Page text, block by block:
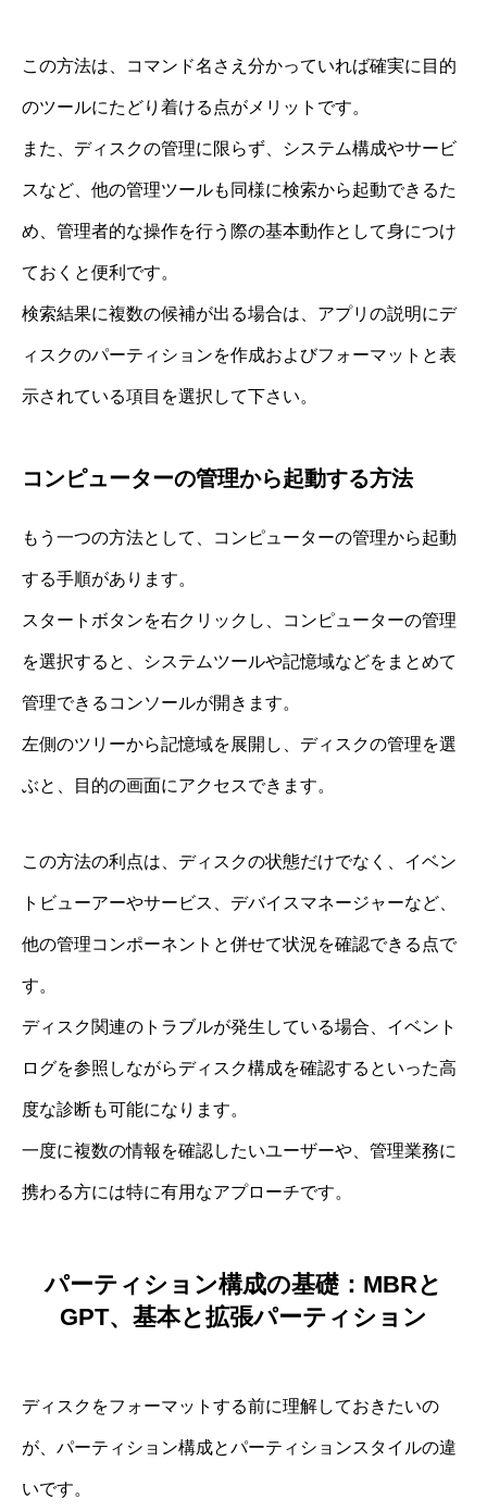
この方法は、コマンド名さえ分かっていれば確実に目的
のツールにたどり着ける点がメリットです。
また、ディスクの管理に限らず、システム構成やサービ
スなど、他の管理ツールも同様に検索から起動できるた
め、管理者的な操作を行う際の基本動作として身につけ
ておくと便利です。
検索結果に複数の候補が出る場合は、アプリの説明にデ
ィスクのパーティションを作成およびフォーマットと表
示されている項目を選択して下さい。
コンピューターの管理から起動する方法
もう一つの方法として、コンピューターの管理から起動
する手順があります。
スタートボタンを右クリックし、コンピューターの管理
を選択すると、システムツールや記憶域などをまとめて
管理できるコンソールが開きます。
左側のツリーから記憶域を展開し、ディスクの管理を選
ぶと、目的の画面にアクセスできます。
この方法の利点は、ディスクの状態だけでなく、イベン
トビューアーやサービス、デバイスマネージャーなど、
他の管理コンポーネントと併せて状況を確認できる点で
す。
ディスク関連のトラブルが発生している場合、イベント
ログを参照しながらディスク構成を確認するといった高
度な診断も可能になります。
一度に複数の情報を確認したいユーザーや、管理業務に
携わる方には特に有用なアプローチです。
パーティション構成の基礎：MBRと
GPT、基本と拡張パーティション
ディスクをフォーマットする前に理解しておきたいの
が、パーティション構成とパーティションスタイルの違
いです。